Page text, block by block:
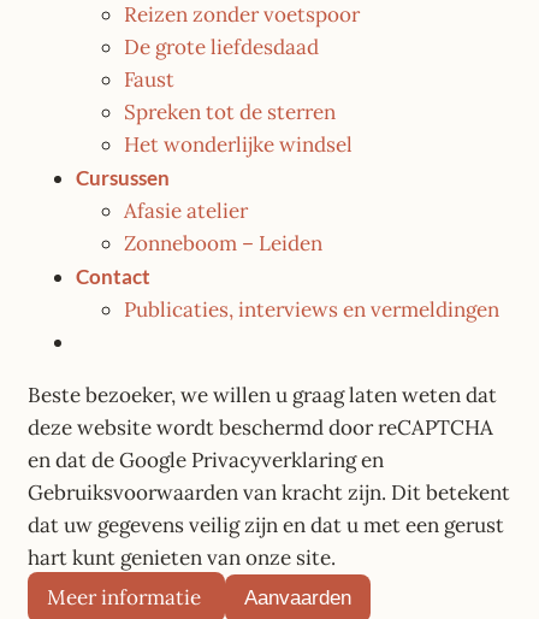
Reizen zonder voetspoor
De grote liefdesdaad
Faust
Spreken tot de sterren
Het wonderlijke windsel
Cursussen
Afasie atelier
Zonneboom – Leiden
Contact
Publicaties, interviews en vermeldingen
Beste bezoeker, we willen u graag laten weten dat
deze website wordt beschermd door reCAPTCHA
en dat de Google Privacyverklaring en
Gebruiksvoorwaarden van kracht zijn. Dit betekent
dat uw gegevens veilig zijn en dat u met een gerust
hart kunt genieten van onze site.
Meer informatie
Aanvaarden